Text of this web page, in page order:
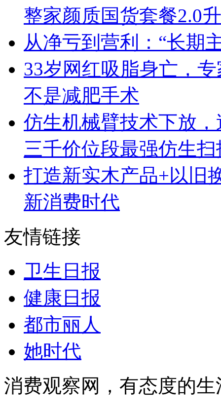
整家颜质国货套餐2.0
从净亏到营利：“长期
33岁网红吸脂身亡，
不是减肥手术
仿生机械臂技术下放
三千价位段最强仿生
打造新实木产品+以旧
新消费时代
友情链接
卫生日报
健康日报
都市丽人
她时代
消费观察网，有态度的